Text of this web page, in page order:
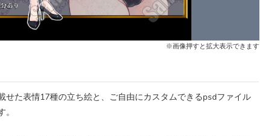
※画像押すと拡大表示できます
せた表情17種の立ち絵と、ご自由にカスタムできるpsdファイル